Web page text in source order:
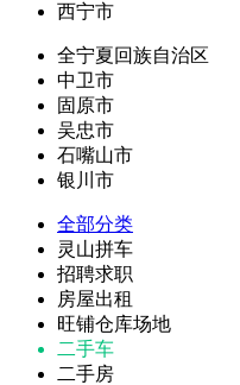
西宁市
全宁夏回族自治区
中卫市
固原市
吴忠市
石嘴山市
银川市
全部分类
灵山拼车
招聘求职
房屋出租
旺铺仓库场地
二手车
二手房